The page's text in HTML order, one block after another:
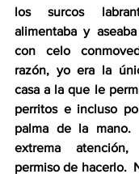
los surcos
alimentaba y
con celo
razón, yo era la
casa a la que le
perritos e incluso
palma de la mano.
extrema
permiso de hacerlo.